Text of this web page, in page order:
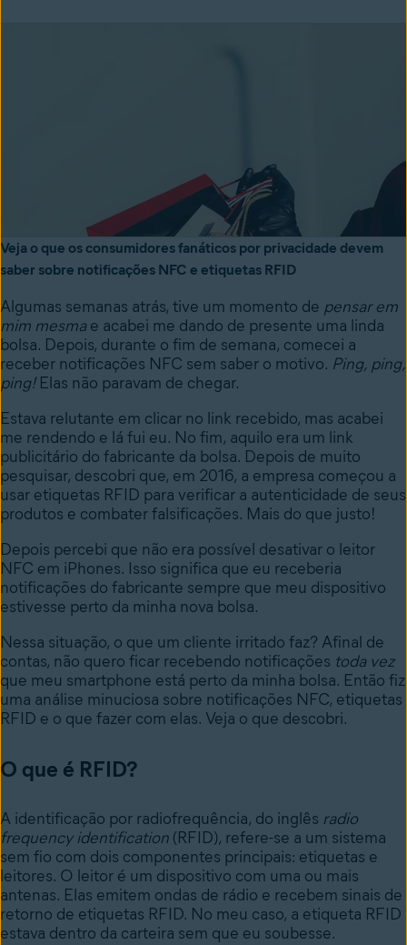
Veja o que os consumidores fanáticos por privacidade devem
saber sobre notificações NFC e etiquetas RFID
Algumas semanas atrás, tive um momento de pensar em
mim mesmae acabei me dando de presente uma linda
bolsa. Depois, durante o fim de semana, comecei a
receber notificações NFC sem saber o motivo. Ping, ping,
ping!Elas não paravam de chegar.
Estava relutante em clicar no link recebido, mas acabei
me rendendo e lá fui eu. No fim, aquilo era um link
publicitário do fabricante da bolsa. Depois de muito
pesquisar, descobri que, em 2016, a empresa começou a
usar etiquetas RFID para verificar a autenticidade de seus
produtos e combater falsificações. Mais do que justo!
Depois percebi que não era possível desativar o leitor
NFC em iPhones. Isso significa que eu receberia
notificações do fabricante sempre que meu dispositivo
estivesse perto da minha nova bolsa.
Nessa situação, o que um cliente irritado faz? Afinal de
contas, não quero ficar recebendo notificações toda vez
que meu smartphone está perto da minha bolsa. Então fiz
uma análise minuciosa sobre notificações NFC, etiquetas
RFID e o que fazer com elas. Veja o que descobri.
O que é RFID?
A identificação por radiofrequência, do inglês radio
frequency identification (RFID), refere-se a um sistema
sem fio com dois componentes principais: etiquetas e
leitores. O leitor é um dispositivo com uma ou mais
antenas. Elas emitem ondas de rádio e recebem sinais de
retorno de etiquetas RFID. No meu caso, a etiqueta RFID
estava dentro da carteira sem que eu soubesse.